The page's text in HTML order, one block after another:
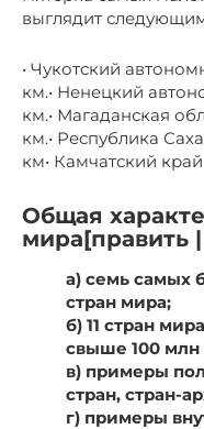
выглядит
• Чукотский
км.• Ненецкий
км.• Магаданская
км.• Республика
км• Камчатский
Общая
мира[править
а) семь самых
стран мира;
б) 11 стран
свыше 100 млн
в) примеры
стран, стран-
г) примеры